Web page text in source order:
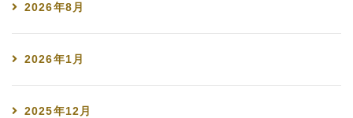
2026年8月
2026年1月
2025年12月